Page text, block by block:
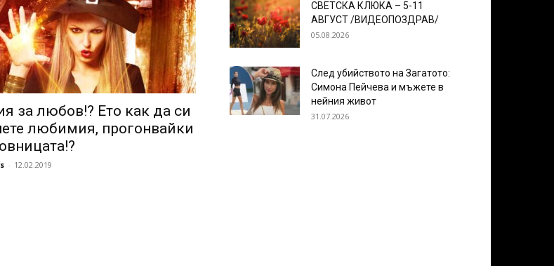
за любов!? Ето как да си
любимия, прогонвайки
- 12.02.2019
СВЕТСКА КЛЮКА – 5-11
АВГУСТ /ВИДЕОПОЗДРАВ/
05.08.2026
След убийството на Загатото:
Симона Пейчева и мъжете в
нейния живот
31.07.2026